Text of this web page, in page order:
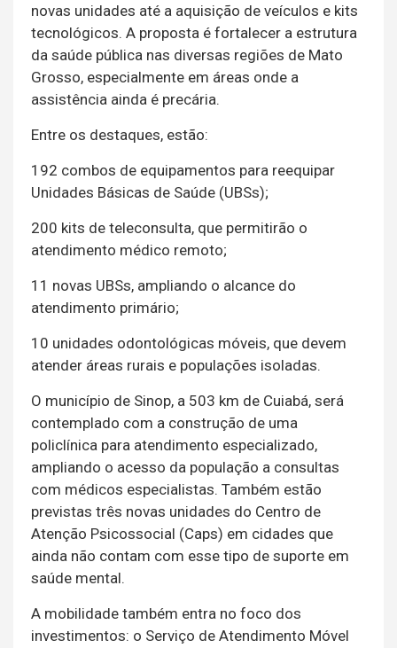
novas unidades até a aquisição de veículos e kits
tecnológicos. A proposta é fortalecer a estrutura
da saúde pública nas diversas regiões de Mato
Grosso, especialmente em áreas onde a
assistência ainda é precária.
Entre os destaques, estão:
192 combos de equipamentos para reequipar
Unidades Básicas de Saúde (UBSs);
200 kits de teleconsulta, que permitirão o
atendimento médico remoto;
11 novas UBSs, ampliando o alcance do
atendimento primário;
10 unidades odontológicas móveis, que devem
atender áreas rurais e populações isoladas.
O município de Sinop, a 503 km de Cuiabá, será
contemplado com a construção de uma
policlínica para atendimento especializado,
ampliando o acesso da população a consultas
com médicos especialistas. Também estão
previstas três novas unidades do Centro de
Atenção Psicossocial (Caps) em cidades que
ainda não contam com esse tipo de suporte em
saúde mental.
A mobilidade também entra no foco dos
investimentos: o Serviço de Atendimento Móvel